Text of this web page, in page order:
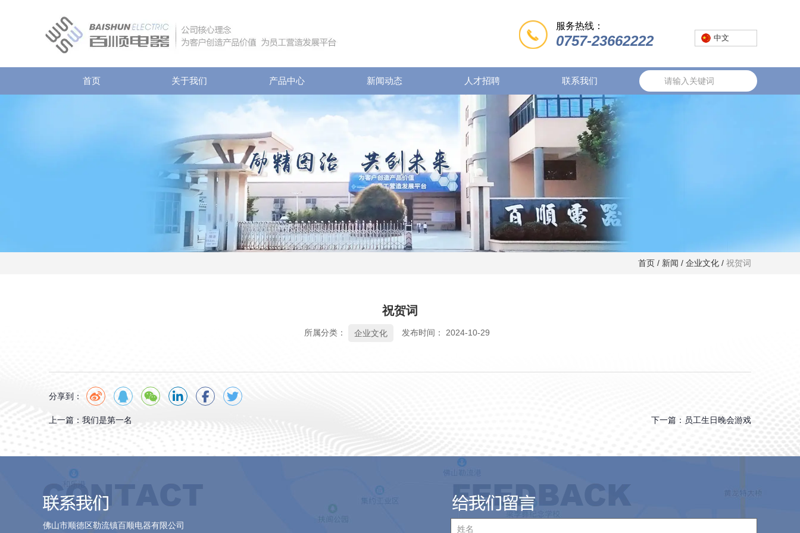
服务热线：
0757-23662222 中文
首页 关于我们 产品中心 新闻动态 人才招聘 联系我们
首页 关于我们 产品中心
联系我们
中文
首页 / 新闻 / 企业文化 / 祝贺词
祝贺词
所属分类： 企业文化 发布时间： 2024-10-29
分享到：
上一篇： 我们是第一名 下一篇： 员工生日晚会游戏
佛山市顺德区勒流镇百顺电器有限公司